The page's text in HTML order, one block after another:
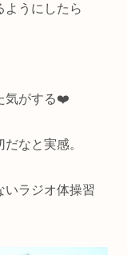
ようにしたら
気がする❤️
なと実感。
いラジオ体操習